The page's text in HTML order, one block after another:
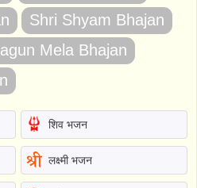
Shri Shyam Bhajan
Mela Bhajan
शिव भजन
लक्ष्मी भजन